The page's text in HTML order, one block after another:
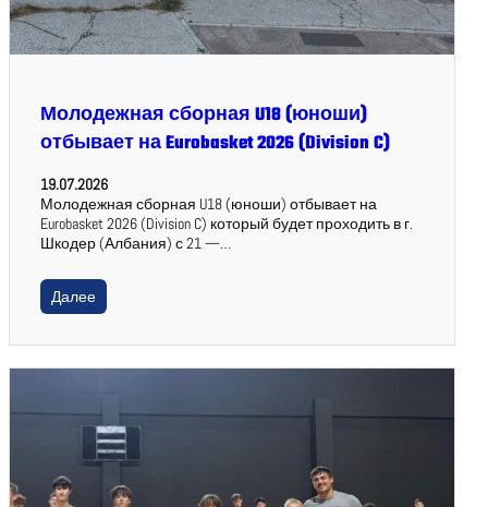
Молодежная сборная U18 (юноши)
отбывает на Eurobasket 2026 (Division C)
19.07.2026
Молодежная сборная U18 (юноши) отбывает на
Eurobasket 2026 (Division C) который будет проходить в г.
Шкодер (Албания) с 21 —…
Далее